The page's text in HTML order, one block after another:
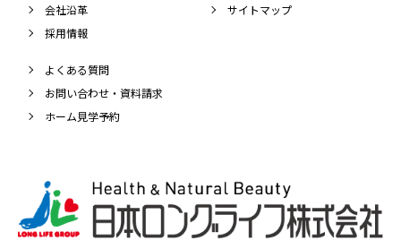
会社沿革
採用情報
サイトマップ
よくある質問
お問い合わせ・資料請求
ホーム見学予約